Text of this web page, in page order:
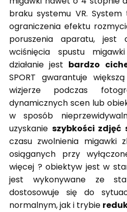
braku systemu VR.
ograniczenia efektu
poruszenia aparatu, jest
wciśnięcia spustu
działanie jest bardzo
SPORT gwarantuje
wizjerze podczas
dynamicznych scen lub
w sposób
uzyskanie szybkości zdjęć
czasu zwolnienia migawki
osiąganych przy
więcej ? obiektyw jest w
jest wykonywane ze
dostosowuje się do
normalnym, jak i trybie